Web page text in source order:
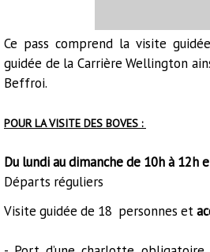
Présentation
Ce pass comprend la visite
guidée de la Carrière Wellington
Beffroi.
POUR LA VISITE DES BOVES :
Du lundi au dimanche de 10h à 12h
Départs réguliers
Visite guidée de 18 personnes et